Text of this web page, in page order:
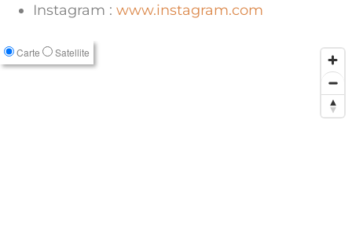
Instagram : www.instagram.com
Carte Satellite